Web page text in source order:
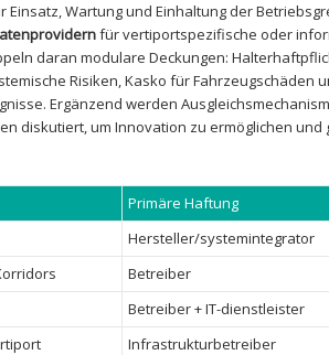
Einsatz, Wartung und Einhaltung der‍
für vertiportspezifische oder
daran⁣ modulare Deckungen:
Risiken, Kasko für Fahrzeugschäden
Ergänzend werden
diskutiert, ⁤um ‍Innovation zu ermöglichen
Primäre Haftung
Hersteller/systemintegrator
Betreiber
Betreiber + IT-dienstleister
Infrastrukturbetreiber